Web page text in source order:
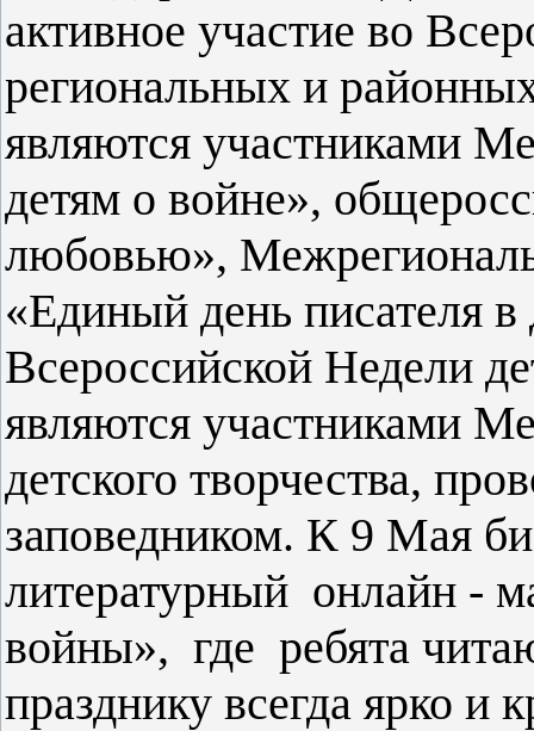
активное участие во
региональных и
являются участниками
детям о войне»,
любовью»,
«Единый день писателя в
Всероссийской Недели
являются участниками
детского творчества,
заповедником. К 9 Мая
литературный онлайн -
войны», где ребята
празднику всегда ярко и